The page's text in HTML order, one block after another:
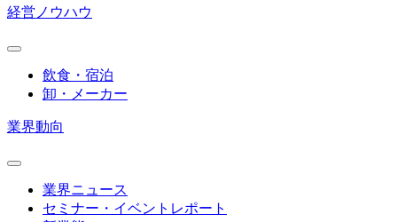
経営ノウハウ
飲食・宿泊
卸・メーカー
業界動向
業界ニュース
セミナー・イベントレポート